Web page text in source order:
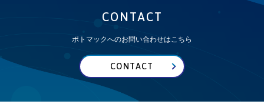
CONTACT
ポトマックへのお問い合わせはこちら
CONTACT